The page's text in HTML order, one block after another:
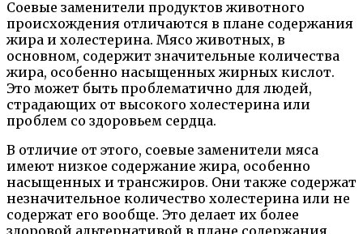
Соевые заменители продуктов животного
происхождения отличаются в плане содержания
жира и холестерина. Мясо животных, в
основном, содержит значительные количества
жира, особенно насыщенных жирных кислот.
Это может быть проблематично для людей,
страдающих от высокого холестерина или
проблем со здоровьем сердца.
В отличие от этого, соевые заменители мяса
имеют низкое содержание жира, особенно
насыщенных и трансжиров. Они также содержат
незначительное количество холестерина или не
содержат его вообще. Это делает их более